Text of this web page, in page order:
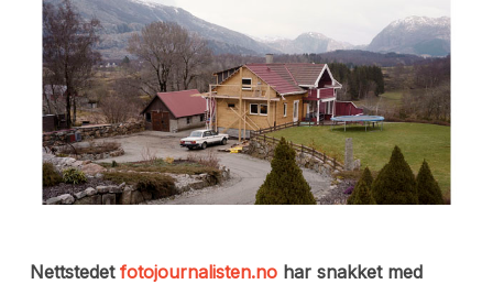
Nettstedetfotojournalisten.nohar snakket med